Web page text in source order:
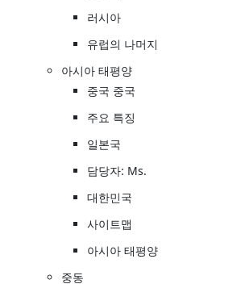
러시아
유럽의 나머지
아시아 태평양
중국 중국
주요 특징
일본국
담당자: Ms.
대한민국
사이트맵
아시아 태평양
중동